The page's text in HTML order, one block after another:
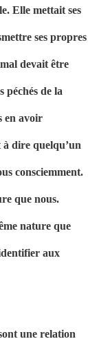
Elle mettait ses
ses propres
devait être
péchés de la
en avoir
à dire quelqu’un
consciemment.
que nous.
nature que
aux
une relation